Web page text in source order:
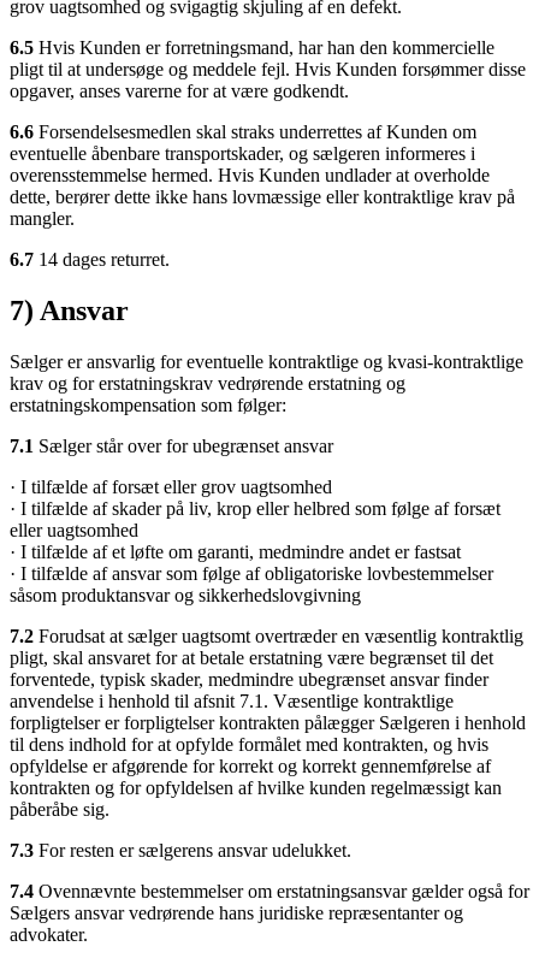
grov uagtsomhed og svigagtig skjuling af en defekt.
6.5 Hvis Kunden er forretningsmand, har han den kommercielle
pligt til at undersøge og meddele fejl. Hvis Kunden forsømmer disse
opgaver, anses varerne for at være godkendt.
6.6 Forsendelsesmedlen skal straks underrettes af Kunden om
eventuelle åbenbare transportskader, og sælgeren informeres i
overensstemmelse hermed. Hvis Kunden undlader at overholde
dette, berører dette ikke hans lovmæssige eller kontraktlige krav på
mangler.
6.7 14 dages returret.
7) Ansvar
Sælger er ansvarlig for eventuelle kontraktlige og kvasi-kontraktlige
krav og for erstatningskrav vedrørende erstatning og
erstatningskompensation som følger:
7.1 Sælger står over for ubegrænset ansvar
· I tilfælde af forsæt eller grov uagtsomhed
· I tilfælde af skader på liv, krop eller helbred som følge af forsæt
eller uagtsomhed
· I tilfælde af et løfte om garanti, medmindre andet er fastsat
· I tilfælde af ansvar som følge af obligatoriske lovbestemmelser
såsom produktansvar og sikkerhedslovgivning
7.2 Forudsat at sælger uagtsomt overtræder en væsentlig kontraktlig
pligt, skal ansvaret for at betale erstatning være begrænset til det
forventede, typisk skader, medmindre ubegrænset ansvar finder
anvendelse i henhold til afsnit 7.1. Væsentlige kontraktlige
forpligtelser er forpligtelser kontrakten pålægger Sælgeren i henhold
til dens indhold for at opfylde formålet med kontrakten, og hvis
opfyldelse er afgørende for korrekt og korrekt gennemførelse af
kontrakten og for opfyldelsen af hvilke kunden regelmæssigt kan
påberåbe sig.
7.3 For resten er sælgerens ansvar udelukket.
7.4 Ovennævnte bestemmelser om erstatningsansvar gælder også for
Sælgers ansvar vedrørende hans juridiske repræsentanter og
advokater.